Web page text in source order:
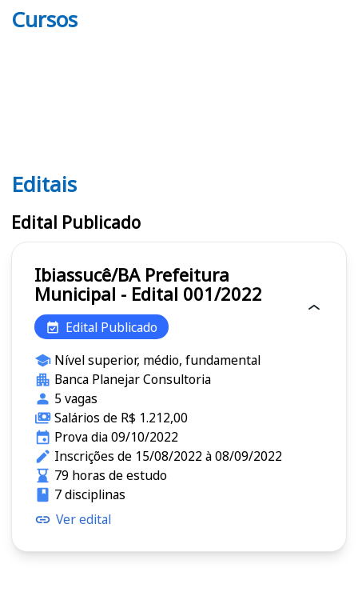
Cursos
Editais
Editais
Edital Publicado
Ibiassucê/BA Prefeitura
Municipal - Edital 001/2022
Edital Publicado
Nível superior, médio, fundamental
Banca Planejar Consultoria
5 vagas
Salários de R$ 1.212,00
Prova dia 09/10/2022
Inscrições de 15/08/2022 à 08/09/2022
79 horas de estudo
7 disciplinas
Ver edital